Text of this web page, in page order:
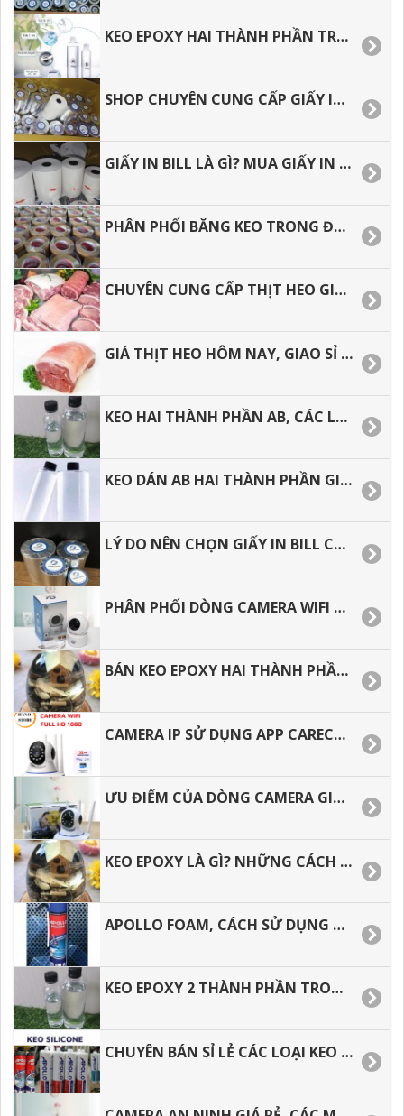
KEO EPOXY HAI THÀNH PHẦN TRONG SUỐT, BẢNG BÁO GIÁ.
SHOP CHUYÊN CUNG CẤP GIẤY IN BIL, GIẤY IN NHIỆT CHẤT LƯỢNG GIÁ RẺ.
GIẤY IN BILL LÀ GÌ? MUA GIẤY IN NHIỆT Ở ĐÂU GIÁ RẺ.
PHÂN PHỐI BĂNG KEO TRONG ĐỤC ĐỂ GÓI HÀNG HÓA.
CHUYÊN CUNG CẤP THỊT HEO GIÁ SỈ TẠI HỒ CHÍ MINH
GIÁ THỊT HEO HÔM NAY, GIAO SỈ TẬN NƠI TẠI HỒ CHÍ MINH.
KEO HAI THÀNH PHẦN AB, CÁC LỖI THƯỜNG GẶP TRONG QUÁ TRÌNH THI CÔNG.
KEO DÁN AB HAI THÀNH PHẦN GIÁ TỐT TẠI TP.HCM.
LÝ DO NÊN CHỌN GIẤY IN BILL CHO VIỆC KINH DOANH.
PHÂN PHỐI DÒNG CAMERA WIFI 360, HƯỚNG DẪN CÀI ĐẶT CHI TIẾT.
BÁN KEO EPOXY HAI THÀNH PHẦN, SHIP CODE TOÀN QUỐC.
CAMERA IP SỬ DỤNG APP CARECAM, DÒNG CAMERA THẾ HỆ MỚI.
ƯU ĐIỂM CỦA DÒNG CAMERA GIÁ RẺ CÓ TỐT KHÔNG.
KEO EPOXY LÀ GÌ? NHỮNG CÁCH PHA KEO EPOXY ĐÚNG CÁCH
APOLLO FOAM, CÁCH SỬ DỤNG ĐÚNG CÁCH, HIỆU QUẢ, TIẾT KIỆM
KEO EPOXY 2 THÀNH PHẦN TRONG SUỐT, THOÁT KHÍ TỐT, CHỊU NHIỆT.
CHUYÊN BÁN SỈ LẺ CÁC LOẠI KEO APOLLO SILICONE A300, A500,A600.